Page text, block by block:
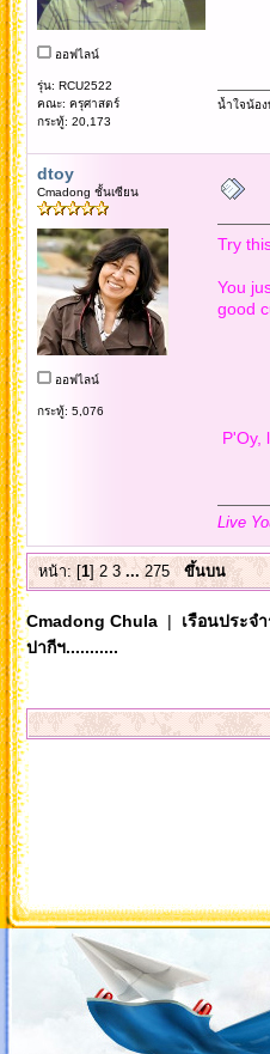
ออฟไลน์
รุ่น: RCU2522
คณะ: ครุศาสตร์
กระทู้: 20,173
น้ำใจน้อ
dtoy
Cmadong ชั้นเซียน
ออฟไลน์
กระทู้: 5,076
Try
You
good
P'Oy,
Live
หน้า: [1]2 3 ...275 ขึ้นบน
Cmadong Chula| เรือนประจ
ปากีฯ...........